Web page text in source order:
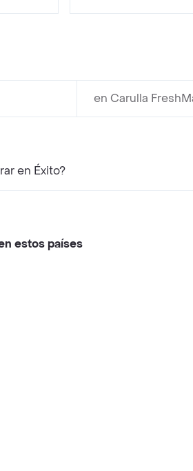
en Carulla
en Éxito?
estos países